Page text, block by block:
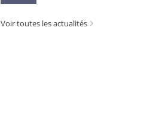
Voir toutes les actualités